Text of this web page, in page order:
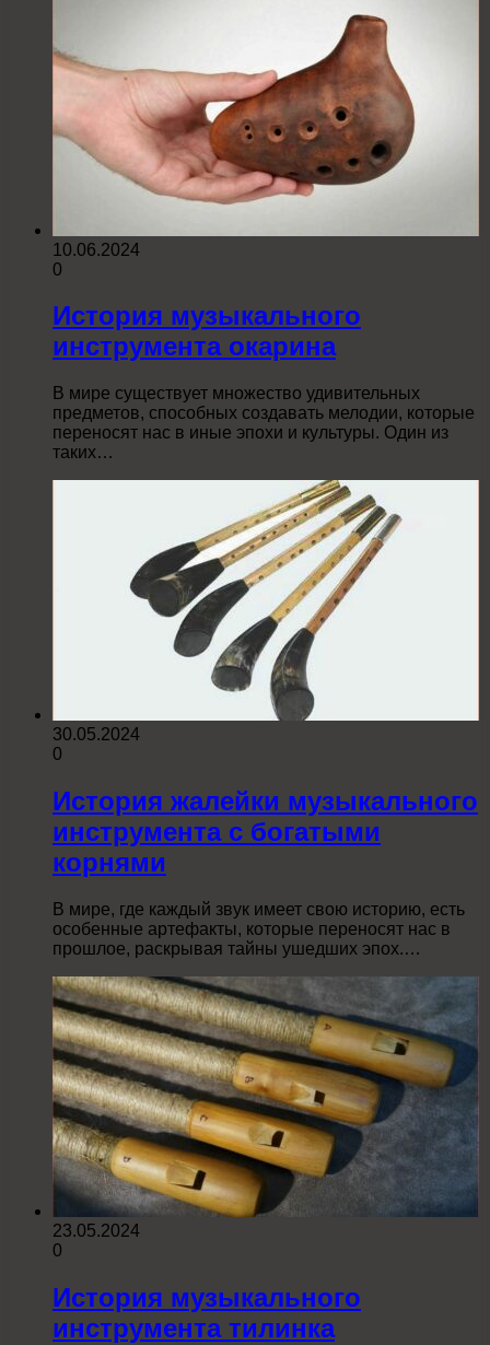
10.06.2024
0
История музыкального
инструмента окарина
В мире существует множество удивительных
предметов, способных создавать мелодии, которые
переносят нас в иные эпохи и культуры. Один из
таких…
30.05.2024
0
История жалейки музыкального
инструмента с богатыми
корнями
В мире, где каждый звук имеет свою историю, есть
особенные артефакты, которые переносят нас в
прошлое, раскрывая тайны ушедших эпох.…
23.05.2024
0
История музыкального
инструмента тилинка